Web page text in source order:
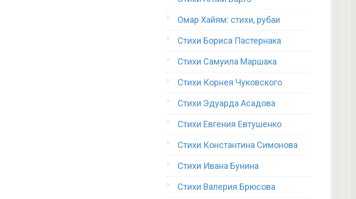
Омар Хайям: стихи, рубаи
Стихи Бориса Пастернака
Стихи Самуила Маршака
Стихи Корнея Чуковского
Стихи Эдуарда Асадова
Стихи Евгения Евтушенко
Стихи Константина Симонова
Стихи Ивана Бунина
Стихи Валерия Брюсова